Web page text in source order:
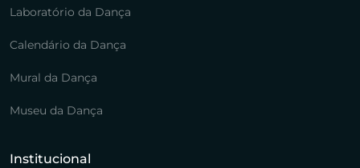
Laboratório da Dança
Calendário da Dança
Mural da Dança
Museu da Dança
Institucional